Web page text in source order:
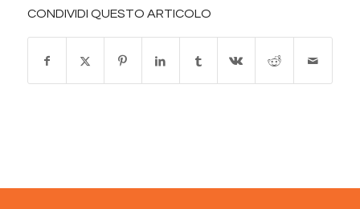
CONDIVIDI QUESTO ARTICOLO